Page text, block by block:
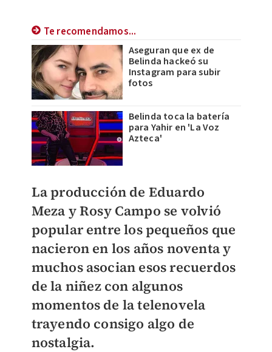
Te recomendamos...
Aseguran que ex de
Belinda hackeó su
Instagram para subir
fotos
Belinda toca la batería
para Yahir en 'La Voz
Azteca'
La producción de Eduardo
Meza y Rosy Campo se volvió
popular entre los pequeños que
nacieron en los años noventa y
muchos asocian esos recuerdos
de la niñez con algunos
momentos de la telenovela
trayendo consigo algo de
nostalgia.